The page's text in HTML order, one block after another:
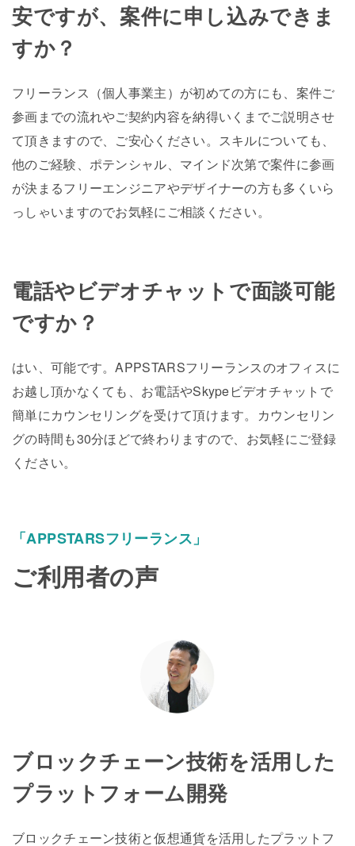
安ですが、案件に申し込みできま
すか？
フリーランス（個人事業主）が初めての方にも、案件ご
参画までの流れやご契約内容を納得いくまでご説明させ
て頂きますので、ご安心ください。スキルについても、
他のご経験、ポテンシャル、マインド次第で案件に参画
が決まるフリーエンジニアやデザイナーの方も多くいら
っしゃいますのでお気軽にご相談ください。
電話やビデオチャットで面談可能
ですか？
はい、可能です。APPSTARSフリーランスのオフィスに
お越し頂かなくても、お電話やSkypeビデオチャットで
簡単にカウンセリングを受けて頂けます。カウンセリン
グの時間も30分ほどで終わりますので、お気軽にご登録
ください。
「APPSTARSフリーランス」
ご利用者の声
ブロックチェーン技術を活用した
プラットフォーム開発
ブロックチェーン技術と仮想通貨を活用したプラットフ